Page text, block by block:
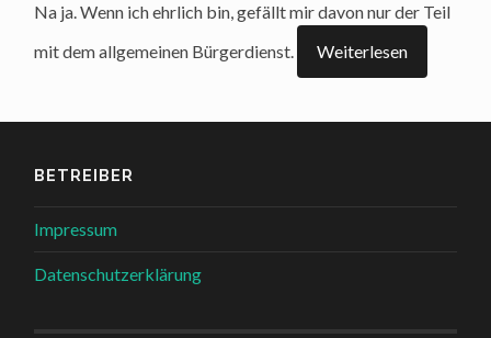
Na ja. Wenn ich ehr­lich bin, gefällt mir davon nur der Teil
mit dem all­ge­mei­nen Bür­ger­dienst.
Wei­ter­le­sen
BETREIBER
Impressum
Datenschutzerklärung